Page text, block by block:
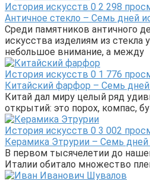
История искусств 0 2 298
Античное стекло – Семь дней
Среди памятников античного
искусства изделиям из стекла
небольшое внимание, а между
История искусств 0 1 776
Китайский фарфор – Семь
Китай дал миру целый ряд
открытий: это порох, компас,
История искусств 0 3 002
Керамика Этрурии – Семь дней
В первом тысячелетии до
Италии обитало множество